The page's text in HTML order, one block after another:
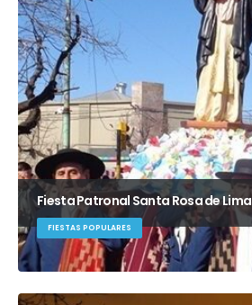
Fiesta Patronal Santa Rosa de Lima
FIESTAS POPULARES